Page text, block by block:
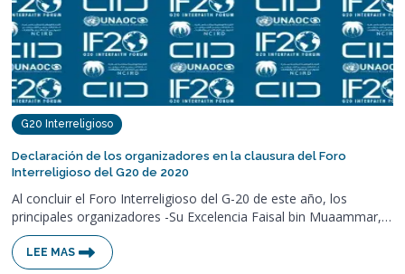
G20 Interreligioso
Declaración de los organizadores en la clausura del Foro
Interreligioso del G20 de 2020
Al concluir el Foro Interreligioso del G-20 de este año, los
principales organizadores -Su Excelencia Faisal bin Muaammar,…
LEE MAS